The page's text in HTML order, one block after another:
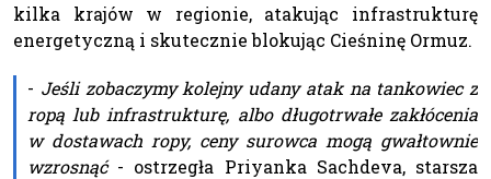
kilka krajów w regionie, atakując infrastrukturę
energetyczną i skutecznie blokując Cieśninę Ormuz.
- Jeśli zobaczymy kolejny udany atak na tankowiec z
ropą lub infrastrukturę, albo długotrwałe zakłócenia
w dostawach ropy, ceny surowca mogą gwałtownie
wzrosnąć- ostrzegła Priyanka Sachdeva, starsza